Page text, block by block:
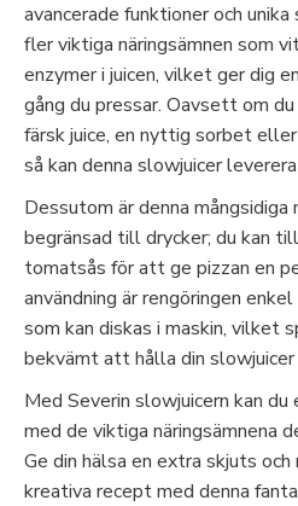
avancerade funktioner och
fler viktiga näringsämnen som
enzymer i juicen, vilket ger dig
gång du pressar. Oavsett om
färsk juice, en nyttig sorbet
så kan denna slowjuicer
Dessutom är denna mångsidiga
begränsad till drycker; du kan
tomatsås för att ge pizzan en
användning är rengöringen
som kan diskas i maskin, vilket
bekvämt att hålla din slowjuicer
Med Severin slowjuicern kan
med de viktiga näringsämnena
Ge din hälsa en extra skjuts och
kreativa recept med denna